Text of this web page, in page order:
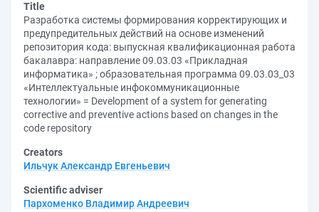
Title
Разработка системы формирования корректирующих и
предупредительных действий на основе изменений
репозитория кода: выпускная квалификационная работа
бакалавра: направление 09.03.03 «Прикладная
информатика» ; образовательная программа 09.03.03_03
«Интеллектуальные инфокоммуникационные
технологии» = Development of a system for generating
corrective and preventive actions based on changes in the
code repository
Creators
Ильчук Александр Евгеньевич
Scientific adviser
Пархоменко Владимир Андреевич